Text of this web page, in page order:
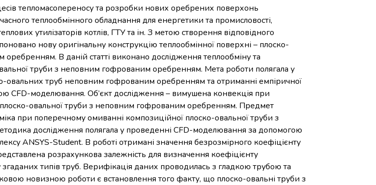
тепломасопереносу та розробки нових оребрених поверхонь
теплообмінного обладнання для енергетики та промисловості,
утилізаторів котлів, ГТУ та ін. З метою створення відповідного
нову оригінальну конструкцію теплообмінної поверхні – плоско-
В даній статті виконано дослідження теплообміну та
труби з неповним гофрованим оребренням. Мета роботи полягала у
овальних труб неповним гофрованим оребренням та отриманні емпіричної
CFD-моделювання. Об’єкт дослідження – вимушена конвекція при
овальної труби з неповним гофрованим оребренням. Предмет
при поперечному омиванні композиційної плоско-овальної труби з
дослідження полягала у проведенні CFD-моделювання за допомогою
ANSYS-Student. В роботі отримані значення безрозмірного коефіцієнту
розрахункова залежність для визначення коефіцієнту
згаданих типів труб. Верифікація даних проводилась з гладкою трубою та
новизною роботи є встановлення того факту, що плоско-овальні труби з